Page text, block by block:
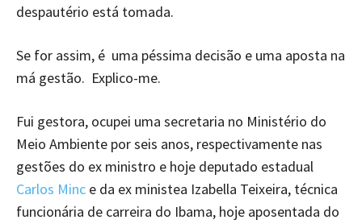
despautério está tomada.
Se for assim, é uma péssima decisão e uma aposta na
má gestão. Explico-me.
Fui gestora, ocupei uma secretaria no Ministério do
Meio Ambiente por seis anos, respectivamente nas
gestões do ex ministro e hoje deputado estadual
Carlos Minc e da ex ministea Izabella Teixeira, técnica
funcionária de carreira do Ibama, hoje aposentada do